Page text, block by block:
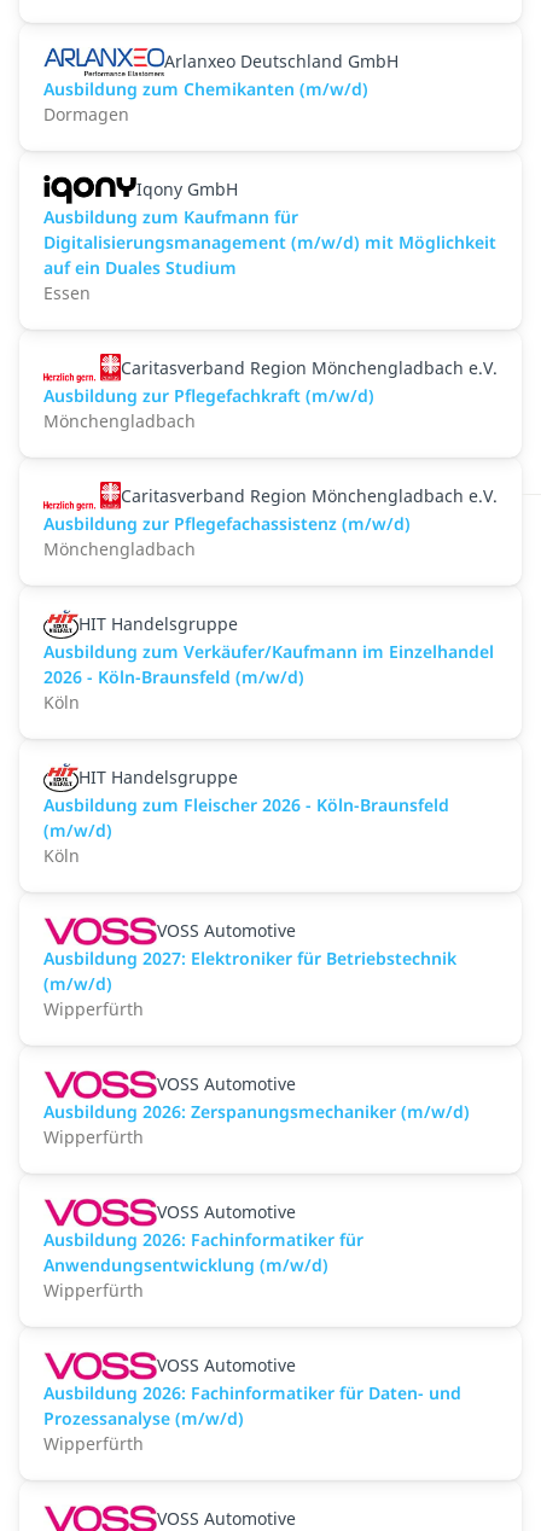
Arlanxeo Deutschland GmbH
Ausbildung zum Chemikanten (m/w/d)
Dormagen
Iqony GmbH
Ausbildung zum Kaufmann für
Digitalisierungsmanagement (m/w/d) mit Möglichkeit
auf ein Duales Studium
Essen
Caritasverband Region Mönchengladbach e.V.
Ausbildung zur Pflegefachkraft (m/w/d)
Mönchengladbach
Caritasverband Region Mönchengladbach e.V.
Ausbildung zur Pflegefachassistenz (m/w/d)
Mönchengladbach
HIT Handelsgruppe
Ausbildung zum Verkäufer/Kaufmann im Einzelhandel
2026 - Köln-Braunsfeld (m/w/d)
Köln
HIT Handelsgruppe
Ausbildung zum Fleischer 2026 - Köln-Braunsfeld
(m/w/d)
Köln
VOSS Automotive
Ausbildung 2027: Elektroniker für Betriebstechnik
(m/w/d)
Wipperfürth
VOSS Automotive
Ausbildung 2026: Zerspanungsmechaniker (m/w/d)
Wipperfürth
VOSS Automotive
Ausbildung 2026: Fachinformatiker für
Anwendungsentwicklung (m/w/d)
Wipperfürth
VOSS Automotive
Ausbildung 2026: Fachinformatiker für Daten- und
Prozessanalyse (m/w/d)
Wipperfürth
VOSS Automotive